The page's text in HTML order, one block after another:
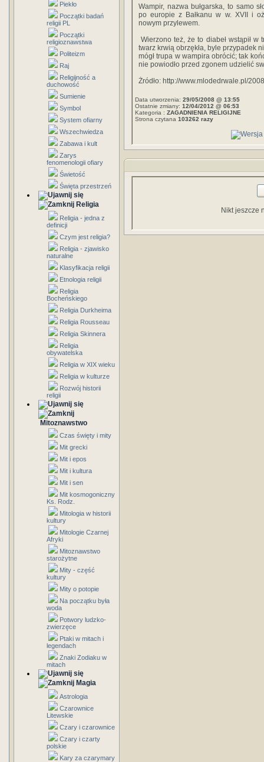
Piekło
Początki badań
religii PL
Początki
religioznawstwa
Politeizm
Raj
Religijność a
duchowość
Sumienie
Symbol
System ofiarny
Wszechwiedza
Zabawa i kult
Zarys
fenomenologii ofiary
Świetość
Święta przestrzeń
Religia
Religia - jedna z
definicji
Czym jest religia?
Religia - zjawisko
naturalne
Klasyfikacja religii
Etnologia religii
Religia
Bocheńskiego
Religia Durkheima
Religia Rousseau
Religia Skinnera
Religia
obywatelska
Religia w XIX wieku
Religia w kulturze
Rozwój historii
religii
Mitoznawstwo
Czas święty i mity
Mit grecki
Mit i epos
Mit i kultura
Mit i sen
Mit kosmogoniczny
Ks. Rodz.
Mitologia w historii
kultury
Mitologie Czarnej
Afryki
Mitoznawstwo
starożytne
Mity - część
kultury
Mity o potopie
Na początku była
woda
Potwory ludzko-
zwierzęce
Ptaki w mitach i
legendach
Znaki Zodiaku w
mitach
Magia
Astrologia
Czarownice
Litewskie
Czary i czarownice
Czary i czarty
polskie
Kary za czarymary
Wampir, nazwa bułgarska, to samo
po europie z Bałkanu w w. XVII i
nowym przylewem.
Wierzono też, że to diabeł wstąpił w
twarz krwią obrzękła, byle przypadek
mógł trupa w wampira obrócić; tak
nie powiodło przed zgonem udzielić
Żródło: http://www.mlodedrwale.pl/
Data utworzenia: 29/05/2008 @ 13:55
Ostatnie zmiany: 12/04/2012 @ 06:53
Kategoria : ZAGADNIENIA RELIGIJNE
Strona czytana 103262 razy
Nikt jeszcze